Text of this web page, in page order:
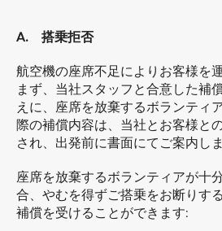
A. 搭乗拒否
航空機の座席不足によりお客様を
まず、当社スタッフと合意した補
えに、座席を放棄するボランティ
際の補償内容は、当社とお客様と
され、出発前に書面にてご案内しま
座席を放棄するボランティアが十
合、やむを得ずご搭乗をお断りす
補償を受けることができます: